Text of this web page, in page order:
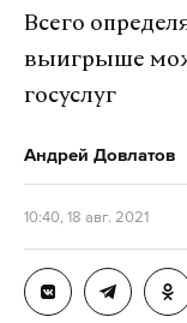
единственно
Политик
По мнению
Всего
выигрыше
госуслуг
Андрей Довлатов
10:40, 18 авг. 2021